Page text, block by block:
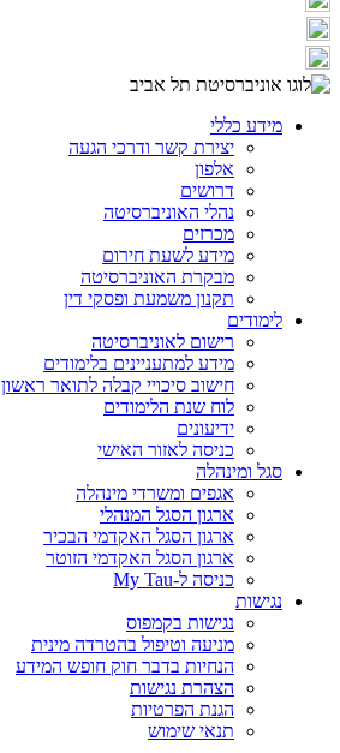
מידע כללי
יצירת קשר ודרכי הגעה
אלפון
דרושים
נהלי האוניברסיטה
מכרזים
מידע לשעת חירום
מבקרת האוניברסיטה
תקנון משמעת ופסקי דין
לימודים
רישום לאוניברסיטה
מידע למתעניינים בלימודים
חישוב סיכויי קבלה לתואר ראשון
לוח שנת הלימודים
ידיעונים
כניסה לאזור האישי
סגל ומינהלה
אגפים ומשרדי מינהלה
ארגון הסגל המנהלי
ארגון הסגל האקדמי הבכיר
ארגון הסגל האקדמי הזוטר
כניסה ל-My Tau
נגישות
נגישות בקמפוס
מניעה וטיפול בהטרדה מינית
הנחיות בדבר חוק חופש המידע
הצהרת נגישות
הגנת הפרטיות
תנאי שימוש